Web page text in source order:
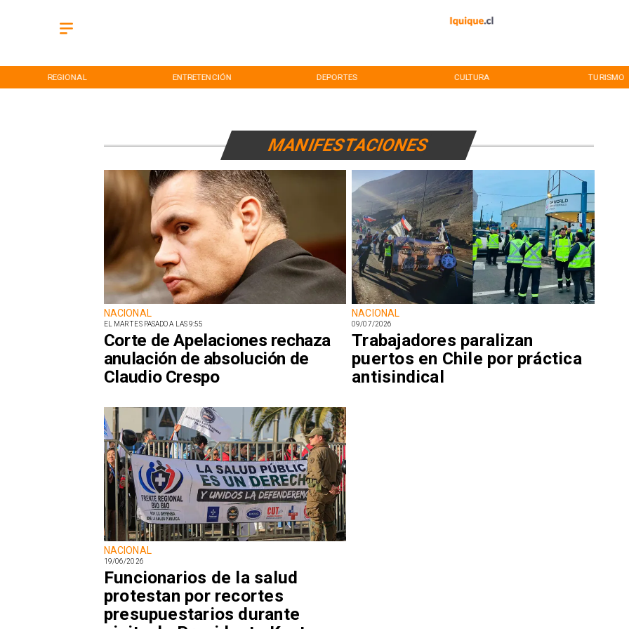
REGIONAL ENTRETENCIÓN DEPORTES CULTURA TURISMO
NACIONAL
EL MARTES PASADO A LAS 9:55
Corte de Apelaciones rechaza
anulación de absolución de
Claudio Crespo
NACIONAL
09/07/2026
Trabajadores paralizan
puertos en Chile por práctica
antisindical
NACIONAL
19/06/2026
Funcionarios de la salud
protestan por recortes
presupuestarios durante
MANIFESTACIONES